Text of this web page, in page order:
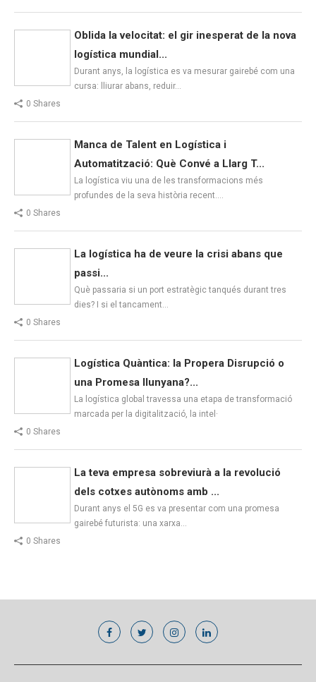
Oblida la velocitat: el gir inesperat de la nova
logística mundial...
Durant anys, la logística es va mesurar gairebé com una
cursa: lliurar abans, reduir…
0 Shares
Manca de Talent en Logística i
Automatització: Què Convé a Llarg T...
La logística viu una de les transformacions més
profundes de la seva història recent.…
0 Shares
La logística ha de veure la crisi abans que
passi...
Què passaria si un port estratègic tanqués durant tres
dies? I si el tancament…
0 Shares
Logística Quàntica: la Propera Disrupció o
una Promesa llunyana?...
La logística global travessa una etapa de transformació
marcada per la digitalització, la intel·
0 Shares
La teva empresa sobreviurà a la revolució
dels cotxes autònoms amb ...
Durant anys el 5G es va presentar com una promesa
gairebé futurista: una xarxa…
0 Shares